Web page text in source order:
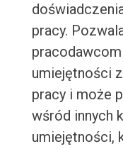
pracy.
umiejętności
pracy i może
wśród innych
umiejętności,